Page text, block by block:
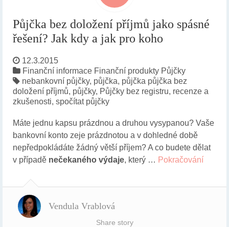
Půjčka bez doložení příjmů jako spásné
řešení? Jak kdy a jak pro koho
12.3.2015
Finanční informace Finanční produkty Půjčky
nebankovní půjčky, půjčka, půjčka půjčka bez
doložení příjmů, půjčky, Půjčky bez registru, recenze a
zkušenosti, spočítat půjčky
Máte jednu kapsu prázdnou a druhou vysypanou? Vaše
bankovní konto zeje prázdnotou a v dohledné době
nepředpokládáte žádný větší příjem? A co budete dělat
v případě nečekaného výdaje, který … Pokračování
Vendula Vrablová
Share story